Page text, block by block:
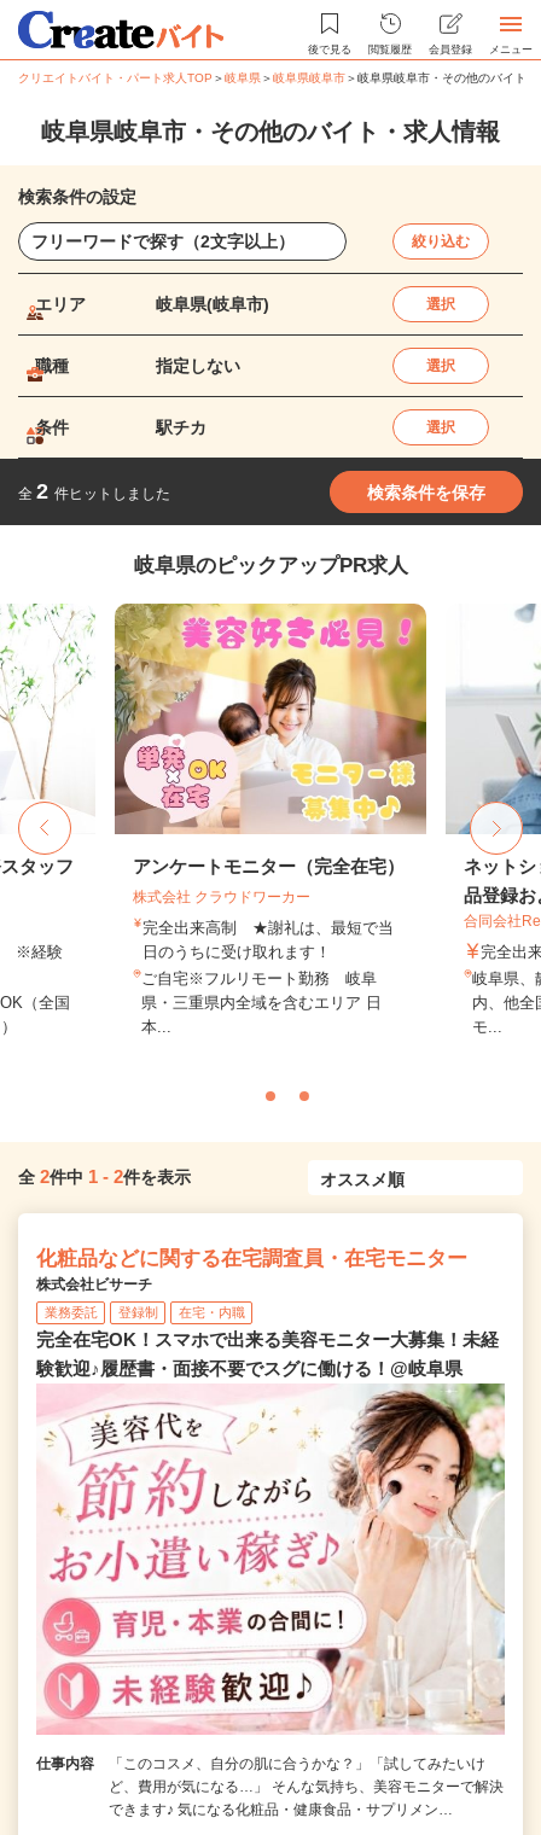
後で見る 閲覧履歴 会員登録 メニュー
クリエイトバイト・パート求人TOP ＞岐阜県＞岐阜県岐阜市＞岐阜県岐阜市・その他のバイト
岐阜県岐阜市・その他のバイト・求人情報
検索条件の設定
絞り込む
エリア 岐阜県(岐阜市) 選択
職種 指定しない 選択
条件 駅チカ 選択
全 2 件ヒットしました 検索条件を保存
岐阜県のピックアップPR求人
タッフ
※経験
（全国
アンケートモニター（完全在宅）
株式会社 クラウドワーカー
完全出来高制 ★謝礼は、最短で当
日のうちに受け取れます！
ご自宅※フルリモート勤務 岐阜
県・三重県内全域を含むエリア 日
本...
ネットシ
品登録お
合同会社
完全出
岐阜県、
内、他
モ...
全 2件中 1 - 2件を表示
化粧品などに関する在宅調査員・在宅モニター
株式会社ビサーチ
業務委託 登録制 在宅・内職
完全在宅OK！スマホで出来る美容モニター大募集！未経
験歓迎♪履歴書・面接不要でスグに働ける！@岐阜県
仕事内容
「このコスメ、自分の肌に合うかな？」「試してみたいけ
ど、費用が気になる…」 そんな気持ち、美容モニターで解決
できます♪ 気になる化粧品・健康食品・サプリメン…